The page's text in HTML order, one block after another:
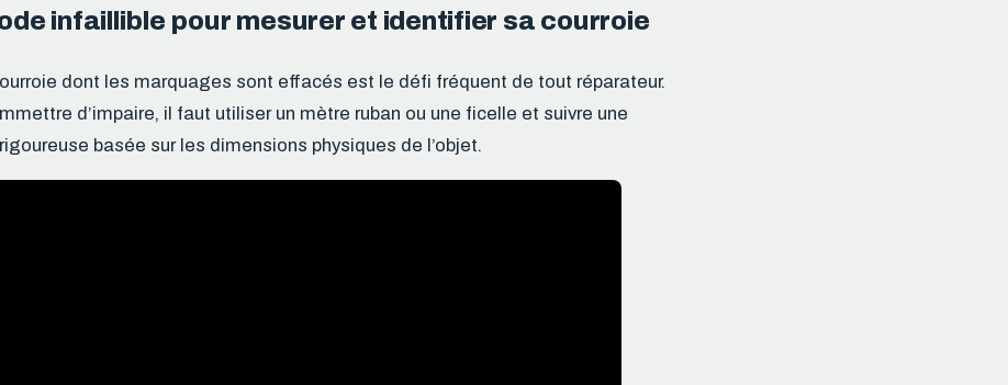
infaillible pour mesurer et identifier sa courroie
dont les marquages sont effacés est le défi fréquent de tout réparateur.
d’impaire, il faut utiliser un mètre ruban ou une ficelle et suivre une
basée sur les dimensions physiques de l’objet.